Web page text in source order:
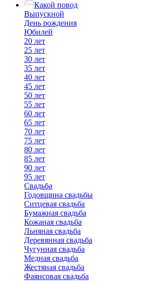
Какой повод
Выпускной
День рождения
Юбилей
20 лет
25 лет
30 лет
35 лет
40 лет
45 лет
50 лет
55 лет
60 лет
65 лет
70 лет
75 лет
80 лет
85 лет
90 лет
95 лет
Свадьба
Годовщина свадьбы
Ситцевая свадьба
Бумажная свадьба
Кожаная свадьба
Льняная свадьба
Деревянная свадьба
Чугунная свадьба
Медная свадьба
Жестяная свадьба
Фаянсовая свадьба